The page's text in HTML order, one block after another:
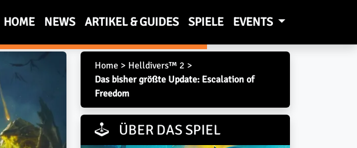
HOME NEWS ARTIKEL & GUIDES SPIELE EVENTS
Escalation of Freedom
Home > Helldivers™ 2 >
Das bisher größte Update: Escalation of
Freedom
ÜBER DAS SPIEL